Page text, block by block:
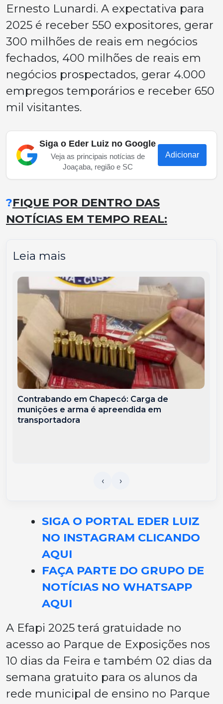
Ernesto Lunardi. A expectativa para
2025 é receber 550 expositores, gerar
300 milhões de reais em negócios
fechados, 400 milhões de reais em
negócios prospectados, gerar 4.000
empregos temporários e receber 650
mil visitantes.
Siga o Eder Luiz no Google
Veja as principais notícias de
Joaçaba, região e SC
Adicionar
?FIQUE POR DENTRO DAS
NOTÍCIAS EM TEMPO REAL:
Leia mais
Contrabando em Chapecó: Carga de
munições e arma é apreendida em
transportadora
SIGA O PORTAL EDER LUIZ
NO INSTAGRAM CLICANDO
AQUI
FAÇA PARTE DO GRUPO DE
NOTÍCIAS NO WHATSAPP
AQUI
A Efapi 2025 terá gratuidade no
acesso ao Parque de Exposições nos
10 dias da Feira e também 02 dias da
semana gratuito para os alunos da
rede municipal de ensino no Parque